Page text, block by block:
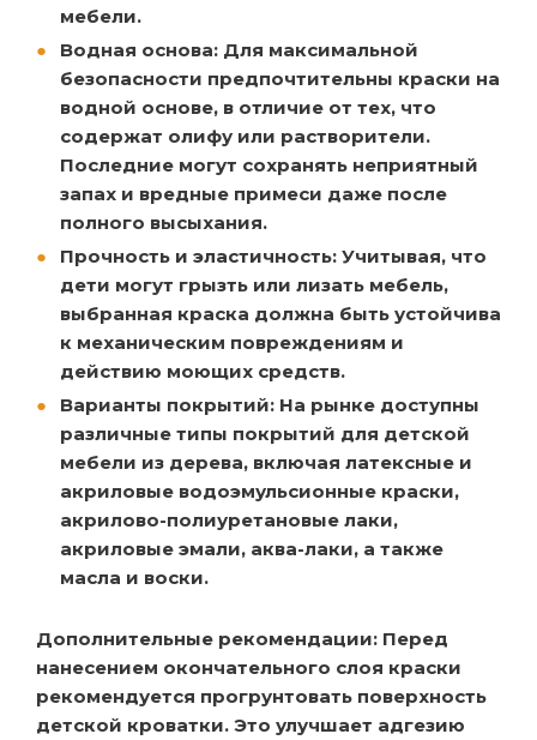
мебели.
Водная основа: Для максимальной
безопасности предпочтительны краски на
водной основе, в отличие от тех, что
содержат олифу или растворители.
Последние могут сохранять неприятный
запах и вредные примеси даже после
полного высыхания.
Прочность и эластичность: Учитывая, что
дети могут грызть или лизать мебель,
выбранная краска должна быть устойчива
к механическим повреждениям и
действию моющих средств.
Варианты покрытий: На рынке доступны
различные типы покрытий для детской
мебели из дерева, включая латексные и
акриловые водоэмульсионные краски,
акрилово-полиуретановые лаки,
акриловые эмали, аква-лаки, а также
масла и воски.
Дополнительные рекомендации: Перед
нанесением окончательного слоя краски
рекомендуется прогрунтовать поверхность
детской кроватки. Это улучшает адгезию